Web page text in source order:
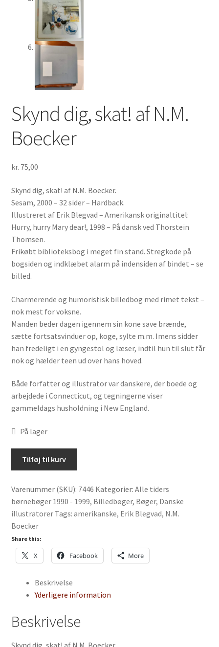
Skynd dig, skat! af N.M.
Boecker
kr. 75,00
Skynd dig, skat! af N.M. Boecker.
Sesam, 2000 – 32 sider – Hardback.
Illustreret af Erik Blegvad – Amerikansk originaltitel:
Hurry, hurry Mary dear!, 1998 – På dansk ved Thorstein
Thomsen.
Frikøbt biblioteksbog i meget fin stand. Stregkode på
bogsiden og indklæbet alarm på indensiden af bindet – se
billed.
Charmerende og humoristisk billedbog med rimet tekst –
nok mest for voksne.
Manden beder dagen igennem sin kone save brænde,
sætte fortsatsvinduer op, koge, sylte m.m. Imens sidder
han fredeligt i en gyngestol og læser, indtil hun til slut får
nok og hælder teen ud over hans hoved.
Både forfatter og illustrator var danskere, der boede og
arbejdede i Connecticut, og tegningerne viser
gammeldags husholdning i New England.
På lager
af
N.M.
Boecker
antal
Tilføj til kurv
Varenummer (SKU): 7446 Kategorier: Alle tiders
børnebøger 1990 - 1999, Billedbøger, Bøger, Danske
illustratorer Tags: amerikanske, Erik Blegvad, N.M.
Boecker
Share this:
X Facebook More
Beskrivelse
Yderligere information
Beskrivelse